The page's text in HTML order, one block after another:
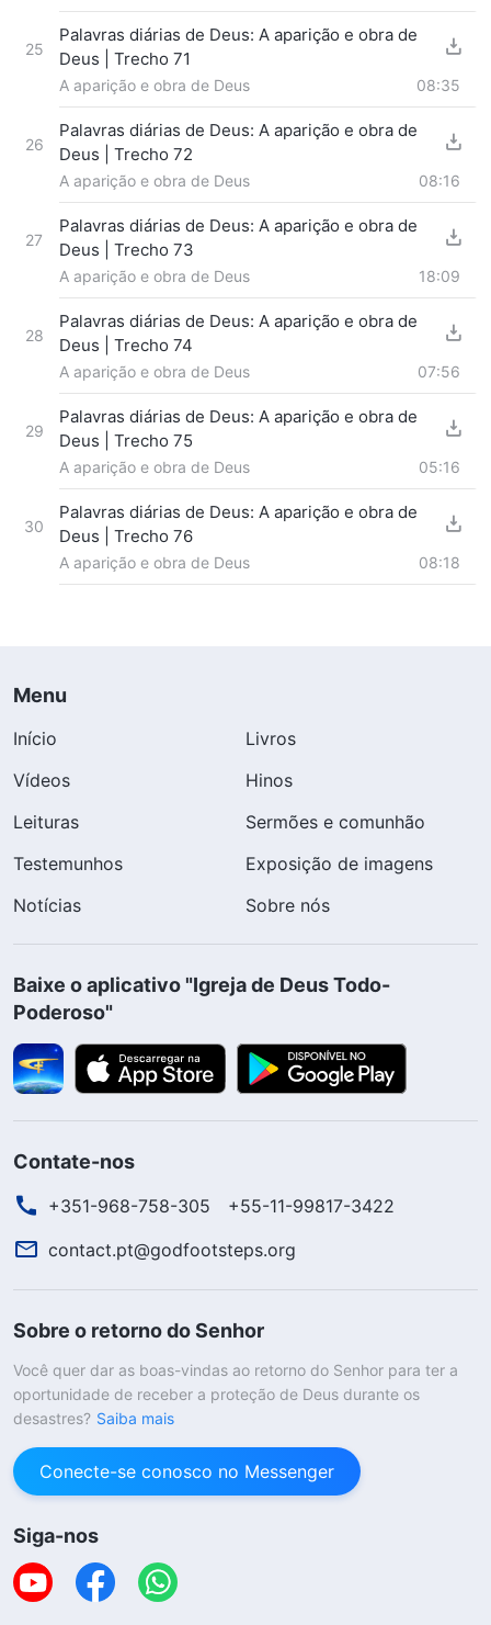
25
Palavras diárias de Deus: A aparição e obra de
Deus | Trecho 71
A aparição e obra de Deus 08:35
26
Palavras diárias de Deus: A aparição e obra de
Deus | Trecho 72
A aparição e obra de Deus 08:16
27
Palavras diárias de Deus: A aparição e obra de
Deus | Trecho 73
A aparição e obra de Deus 18:09
28
Palavras diárias de Deus: A aparição e obra de
Deus | Trecho 74
A aparição e obra de Deus 07:56
29
Palavras diárias de Deus: A aparição e obra de
Deus | Trecho 75
A aparição e obra de Deus 05:16
30
Palavras diárias de Deus: A aparição e obra de
Deus | Trecho 76
A aparição e obra de Deus 08:18
Menu
Início
Livros
Vídeos
Hinos
Leituras
Sermões e comunhão
Testemunhos
Exposição de imagens
Notícias
Sobre nós
Baixe o aplicativo "Igreja de Deus Todo-
Poderoso"
Contate-nos
+351-968-758-305
+55-11-99817-3422
contact.pt@godfootsteps.org
Sobre o retorno do Senhor
Você quer dar as boas-vindas ao retorno do Senhor para ter a
oportunidade de receber a proteção de Deus durante os
desastres? Saiba mais
Conecte-se conosco no Messenger
Siga-nos